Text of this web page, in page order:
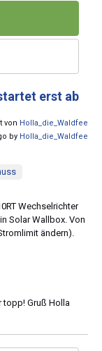
erst ab
von Holla_die_Waldfee
by Holla_die_Waldfee
Wechselrichter
Solar Wallbox. Von
ändern).
topp! Gruß Holla